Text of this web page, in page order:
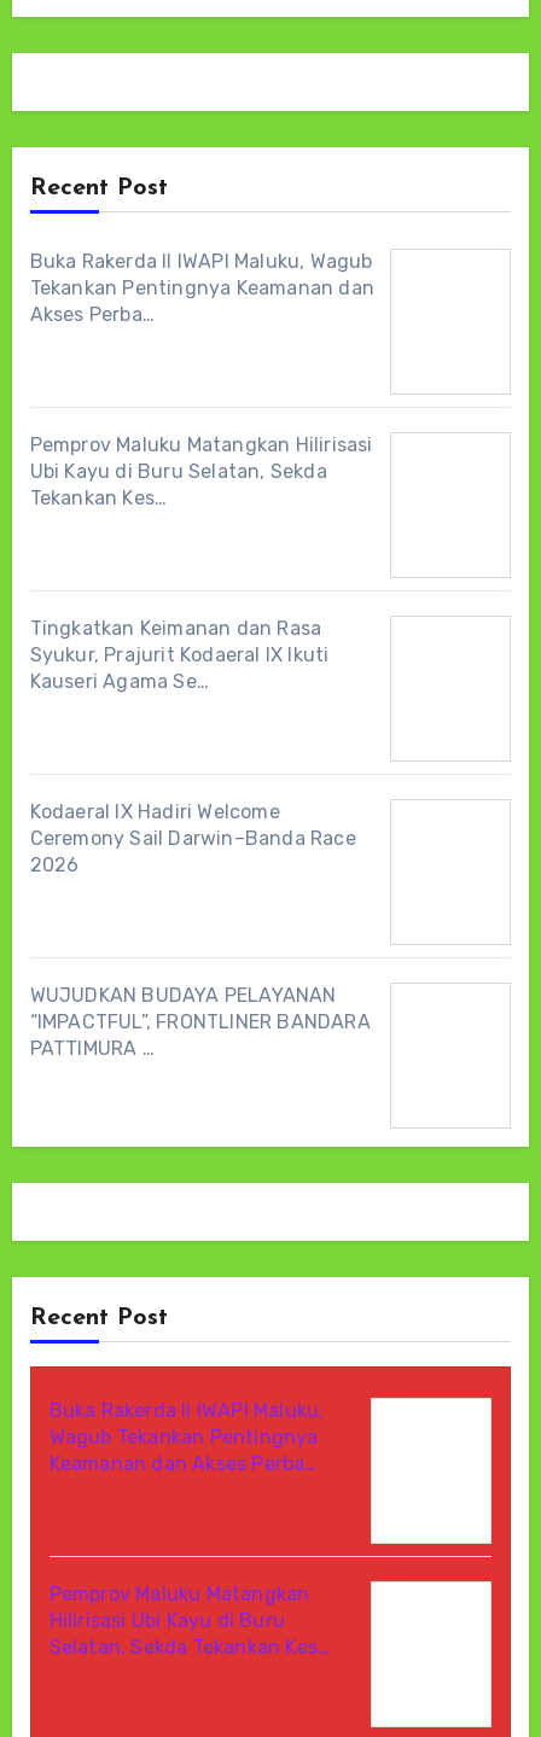
Recent Post
Buka Rakerda II IWAPI Maluku, Wagub
Tekankan Pentingnya Keamanan dan
Akses Perba…
Pemprov Maluku Matangkan Hilirisasi
Ubi Kayu di Buru Selatan, Sekda
Tekankan Kes…
Tingkatkan Keimanan dan Rasa
Syukur, Prajurit Kodaeral IX Ikuti
Kauseri Agama Se…
Kodaeral IX Hadiri Welcome
Ceremony Sail Darwin–Banda Race
2026
WUJUDKAN BUDAYA PELAYANAN
“IMPACTFUL”, FRONTLINER BANDARA
PATTIMURA …
Recent Post
Buka Rakerda II IWAPI Maluku,
Wagub Tekankan Pentingnya
Keamanan dan Akses Perba…
Pemprov Maluku Matangkan
Hilirisasi Ubi Kayu di Buru
Selatan, Sekda Tekankan Kes…